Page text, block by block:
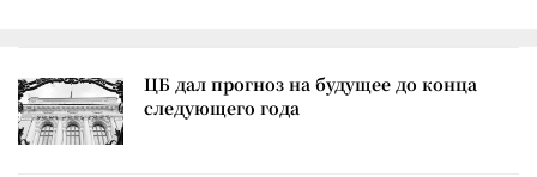
ЦБ дал прогноз на будущее до конца
следующего года